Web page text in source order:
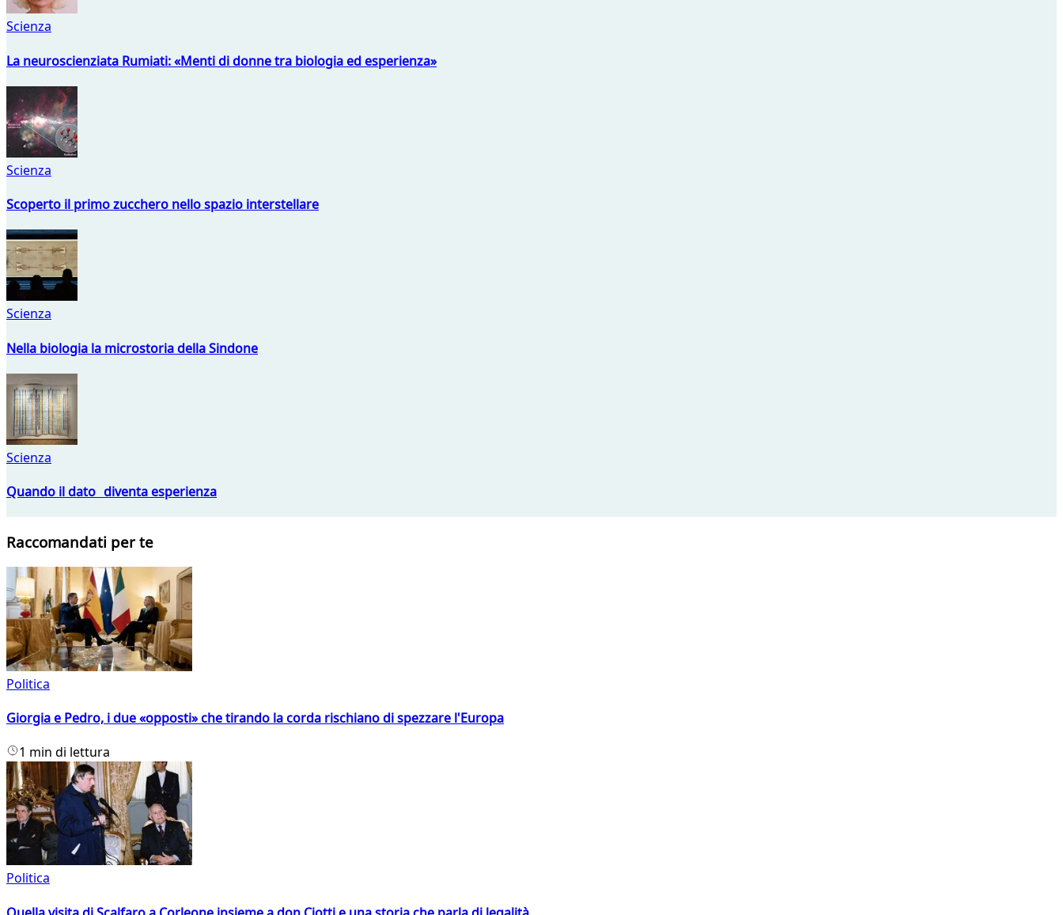
Scienza
La neuroscienziata Rumiati: «Menti di donne tra biologia ed esperienza»
Scienza
Scoperto il primo zucchero nello spazio interstellare
Scienza
Nella biologia la microstoria della Sindone
Scienza
Quando il dato diventa esperienza
Raccomandati per te
Politica
Giorgia e Pedro, i due «opposti» che tirando la corda rischiano di spezzare l'Europa
1 min di lettura
Politica